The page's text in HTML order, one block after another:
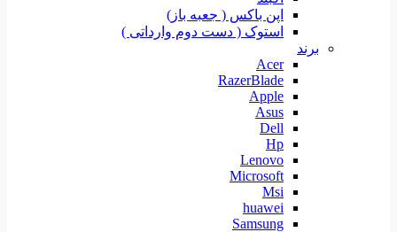
اپن باکس ( جعبه باز)
استوک ( دست دوم وارداتی )
برند
Acer
RazerBlade
Apple
Asus
Dell
Hp
Lenovo
Microsoft
Msi
huawei
Samsung